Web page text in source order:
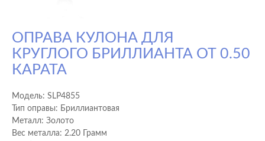
ОПРАВА КУЛОНА ДЛЯ
КРУГЛОГО БРИЛЛИАНТА ОТ 0.50
КАРАТА
Модель: SLP4855
Тип оправы: Бриллиантовая
Металл: Золото
Вес металла: 2.20 Грамм